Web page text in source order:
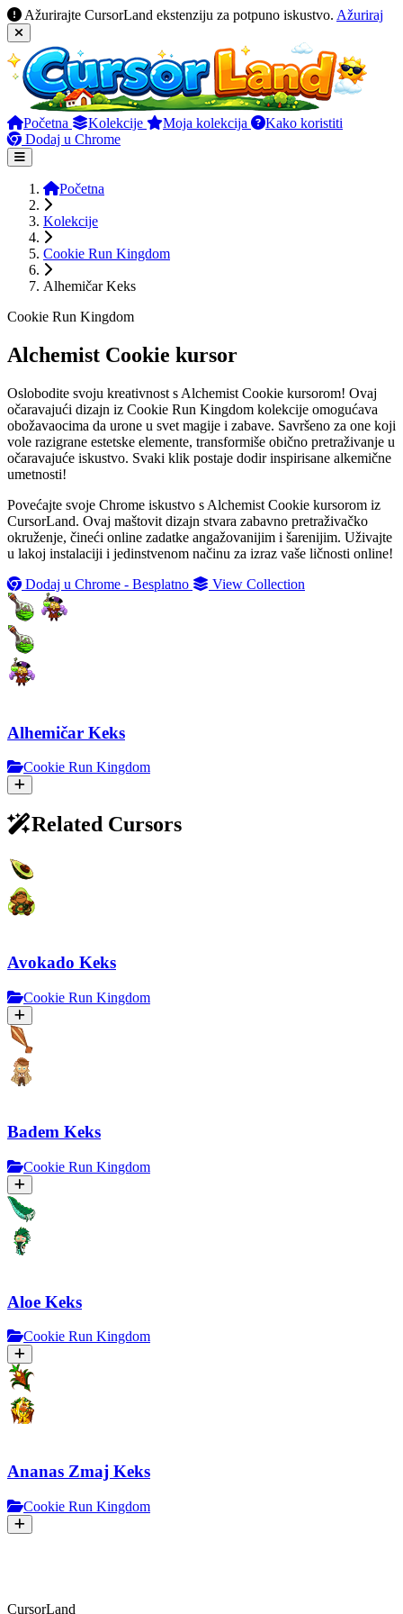
Ažurirajte CursorLand ekstenziju za potpuno iskustvo. Ažuriraj
Početna Kolekcije Moja kolekcija
Kako koristiti
Dodaj u Chrome
Početna
Kolekcije
Cookie Run Kingdom
Alhemičar Keks
Cookie Run Kingdom
Alchemist Cookie kursor
Oslobodite svoju kreativnost s Alchemist Cookie kursorom! Ovaj
očaravajući dizajn iz Cookie Run Kingdom kolekcije omogućava
obožavaocima da urone u svet magije i zabave. Savršeno za one koji
vole razigrane estetske elemente, transformiše obično pretraživanje u
očaravajuće iskustvo. Svaki klik postaje dodir inspirisane alkemične
umetnosti!
Povećajte svoje Chrome iskustvo s Alchemist Cookie kursorom iz
CursorLand. Ovaj maštovit dizajn stvara zabavno pretraživačko
okruženje, čineći online zadatke angažovanijim i šarenijim. Uživajte
u lakoj instalaciji i jedinstvenom načinu za izraz vaše ličnosti online!
Dodaj u Chrome - Besplatno
View Collection
Alhemičar Keks
Cookie Run Kingdom
Related Cursors
Avokado Keks
Cookie Run Kingdom
Badem Keks
Cookie Run Kingdom
Aloe Keks
Cookie Run Kingdom
Ananas Zmaj Keks
Cookie Run Kingdom
CursorLand